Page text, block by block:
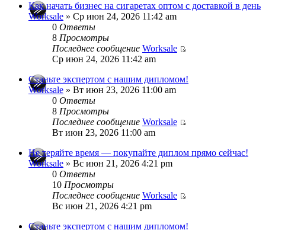
Как начать бизнес на сигаретах оптом с доставкой в день
Worksale » Ср июн 24, 2026 11:42 am
0 Ответы
8 Просмотры
Последнее сообщение Worksale
Ср июн 24, 2026 11:42 am
Станьте экспертом с нашим дипломом!
Worksale » Вт июн 23, 2026 11:00 am
0 Ответы
8 Просмотры
Последнее сообщение Worksale
Вт июн 23, 2026 11:00 am
Не теряйте время — покупайте диплом прямо сейчас!
Worksale » Вс июн 21, 2026 4:21 pm
0 Ответы
10 Просмотры
Последнее сообщение Worksale
Вс июн 21, 2026 4:21 pm
Станьте экспертом с нашим дипломом!